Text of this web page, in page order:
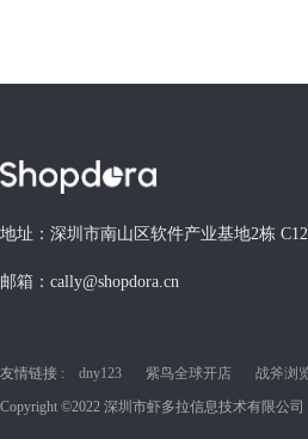
地址：深圳市南山区软件产业基地2栋
邮箱：cally@shopdora.cn
友情链接 : dny123 紫鸟全球开店 战斧浏
Copyright ©2022 深圳市虾多拉信息技术有限公司